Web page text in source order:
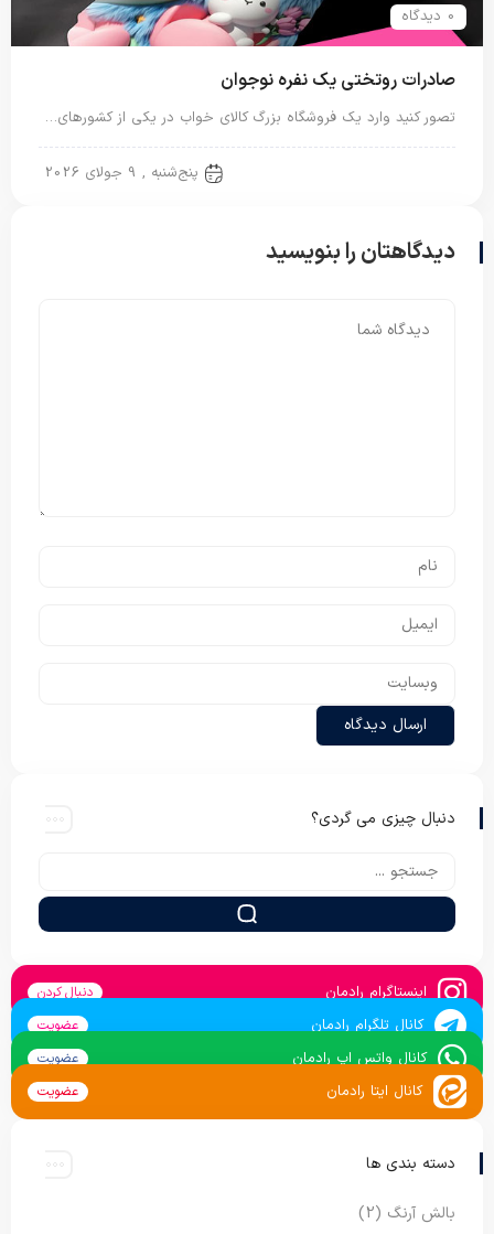
0 دیدگاه
صادرات روتختی یک نفره نوجوان
تصور کنید وارد یک فروشگاه بزرگ کالای خواب در یکی از کشورهای…
پنج‌شنبه , 9 جولای 2026
دیدگاهتان را بنویسید
دنبال چیزی می گردی؟
اینستاگرام رادمان دنبال کردن
کانال تلگرام رادمان عضویت
کانال واتس اپ رادمان عضویت
کانال ایتا رادمان عضویت
دسته بندی ها
بالش آرنگ (2)